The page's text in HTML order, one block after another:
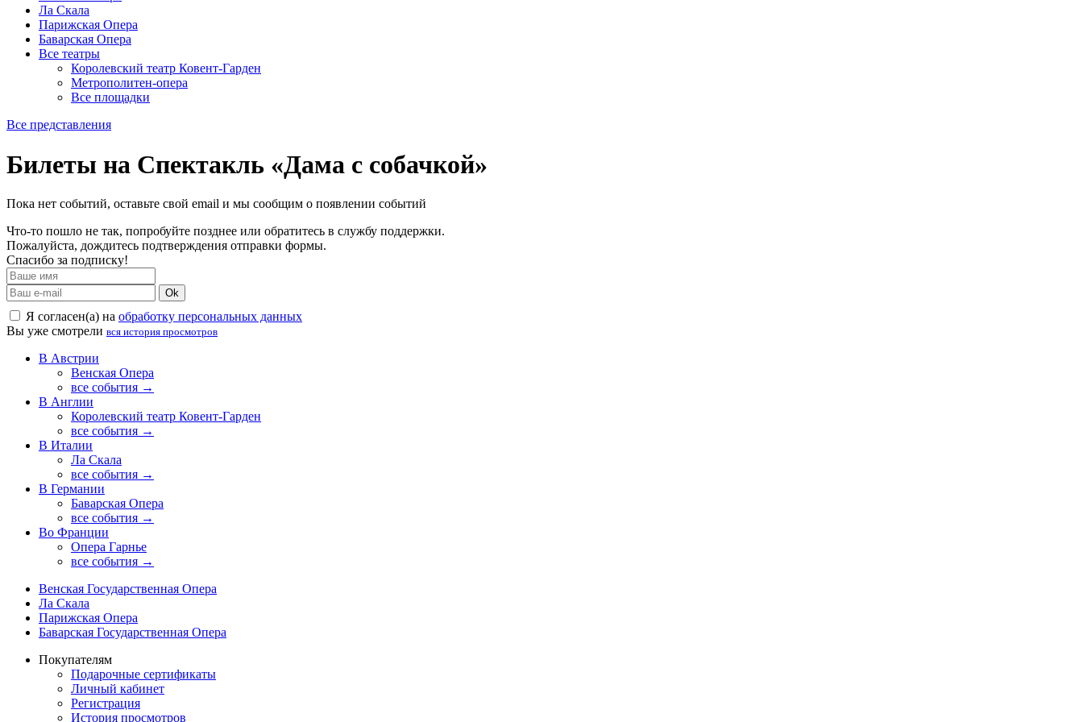
Ла Скала
Парижская Опера
Баварская Опера
Все театры
Королевский театр Ковент-Гарден
Метрополитен-опера
Все площадки
Все представления
Билеты на Спектакль «Дама с собачкой»
Пока нет событий, оставьте свой email и мы сообщим о появлении событий
Что-то пошло не так, попробуйте позднее или обратитесь в службу поддержки.
Пожалуйста, дождитесь подтверждения отправки формы.
Спасибо за подписку!
Ok
Я согласен(а) на обработку персональных данных
Вы уже смотрели вся история просмотров
В Австрии
Венская Опера
все события →
В Англии
Королевский театр Ковент-Гарден
все события →
В Италии
Ла Скала
все события →
В Германии
Баварская Опера
все события →
Во Франции
Опера Гарнье
все события →
Венская Государственная Опера
Ла Скала
Парижская Опера
Баварская Государственная Опера
Покупателям
Подарочные сертификаты
Личный кабинет
Регистрация
История просмотров